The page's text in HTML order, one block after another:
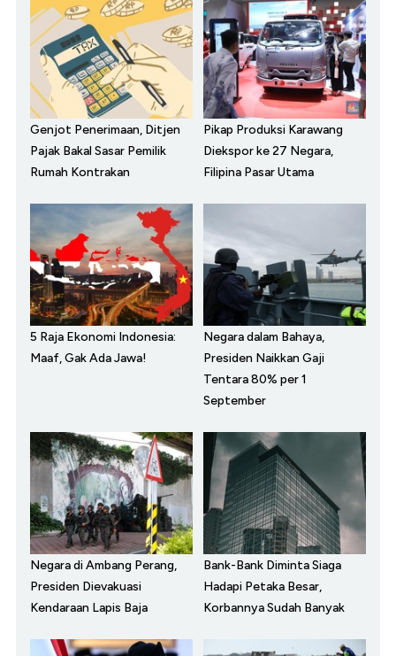
Genjot Penerimaan, Ditjen
Pajak Bakal Sasar Pemilik
Rumah Kontrakan
Pikap Produksi Karawang
Diekspor ke 27 Negara,
Filipina Pasar Utama
5 Raja Ekonomi Indonesia:
Maaf, Gak Ada Jawa!
Negara dalam Bahaya,
Presiden Naikkan Gaji
Tentara 80% per 1
September
Negara di Ambang Perang,
Presiden Dievakuasi
Kendaraan Lapis Baja
Bank-Bank Diminta Siaga
Hadapi Petaka Besar,
Korbannya Sudah Banyak